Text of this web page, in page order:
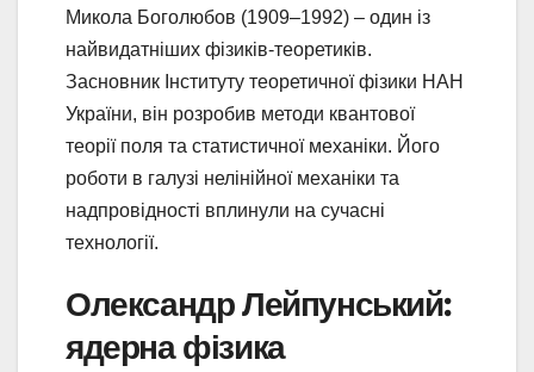
Микола Боголюбов (1909–1992) – один із
найвидатніших фізиків-теоретиків.
Засновник Інституту теоретичної фізики НАН
України, він розробив методи квантової
теорії поля та статистичної механіки. Його
роботи в галузі нелінійної механіки та
надпровідності вплинули на сучасні
технології.
Олександр Лейпунський:
ядерна фізика